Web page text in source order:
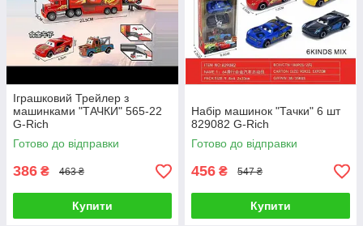
Іграшковий Трейлер з
машинками "ТАЧКИ" 565-22
G-Rich
Готово до відправки
386 ₴ 463 ₴
Купити
Набір машинок "Тачки" 6 шт
829082 G-Rich
Готово до відправки
456 ₴ 547 ₴
Купити